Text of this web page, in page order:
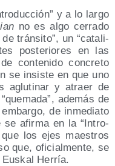
y a lo lar­go
no es algo cerra­do
trán­si­to , un
cata­li­
pos­te­rio­res en las
con­te­ni­do con­cre­to
se insis­te en que uno
aglu­ti­nar y atraer de
que­ma­da , ade­más de
de inme­dia­to
se afir­ma en la
Intro­
los ejes maes­tros
que, ofi­cial­men­te, se
Herría.